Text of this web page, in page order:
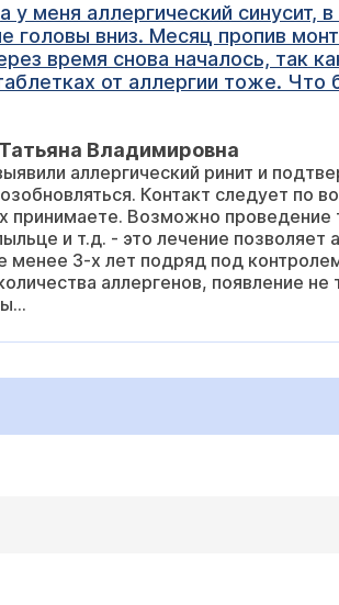
меня аллергический синусит,
головы вниз. Месяц пропив
время снова началось, так
от аллергии тоже. Что
Владимировна
аллергический ринит и
Контакт следует по
принимаете. Возможно проведение
и т.д. - это лечение позволяет
3-х лет подряд под
аллергенов, появление не